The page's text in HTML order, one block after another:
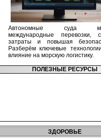
Автономные суда
международные перевозки,
затраты и повышая
Разберём ключевые
влияние на морскую логистику.
ПОЛЕЗНЫЕ РЕСУРСЫ
ЗДОРОВЬЕ